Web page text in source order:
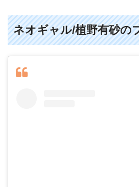
ネオギャル/植野有砂の